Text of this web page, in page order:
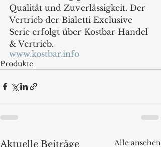
Qualität und Zuverlässigkeit. Der
Vertrieb der Bialetti Exclusive
Serie erfolgt über Kostbar Handel
& Vertrieb.
www.kostbar.info
Produkte
Aktuelle Beiträge Alle ansehen